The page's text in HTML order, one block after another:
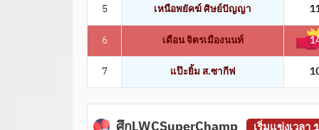
5
เหนือพยัคฆ์ ศิษย์ปัญญา
6
เดือน จิตรเมืองนนท์
7
แป๊ะยิ้ม ส.ซากีฟ